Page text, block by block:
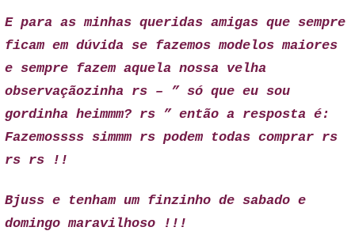
E para as minhas queridas amigas que sempre
ficam em dúvida se fazemos modelos maiores
e sempre fazem aquela nossa velha
observaçãozinha rs – ” só que eu sou
gordinha heimmm? rs ” então a resposta é:
Fazemossss simmm rs podem todas comprar rs
rs rs !!
Bjuss e tenham um finzinho de sabado e
domingo maravilhoso !!!